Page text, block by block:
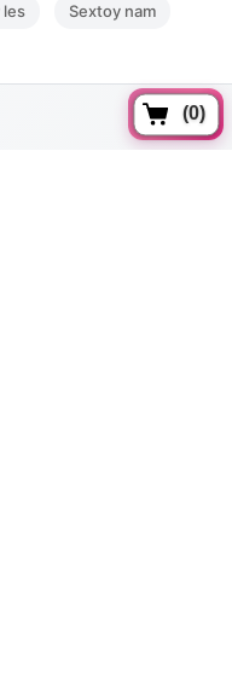
(0)
les Sextoy nam